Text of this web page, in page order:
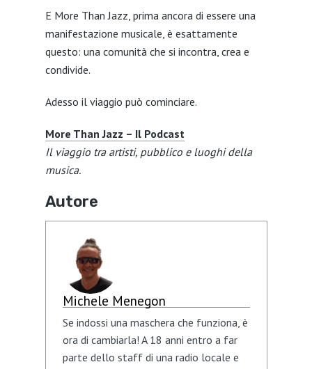
E More Than Jazz, prima ancora di essere una
manifestazione musicale, è esattamente
questo: una comunità che si incontra, crea e
condivide.
Adesso il viaggio può cominciare.
More Than Jazz – Il Podcast
Il viaggio tra artisti, pubblico e luoghi della
musica.
Autore
Michele Menegon
Se indossi una maschera che funziona, è
ora di cambiarla! A 18 anni entro a far
parte dello staff di una radio locale e